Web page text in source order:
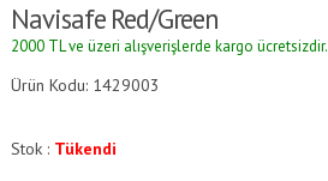
Navisafe Red/Green
2000 TL ve üzeri alışverişlerde kargo ücretsizdir.
Ürün Kodu: 1429003
Stok : Tükendi